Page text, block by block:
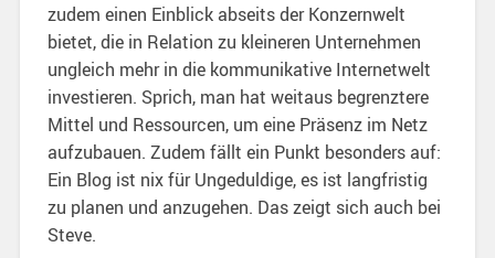
zudem einen Einblick abseits der Konzernwelt
bietet, die in Relation zu kleineren Unternehmen
ungleich mehr in die kommunikative Internetwelt
investieren. Sprich, man hat weitaus begrenztere
Mittel und Ressourcen, um eine Präsenz im Netz
aufzubauen. Zudem fällt ein Punkt besonders auf:
Ein Blog ist nix für Ungeduldige, es ist langfristig
zu planen und anzugehen. Das zeigt sich auch bei
Steve.